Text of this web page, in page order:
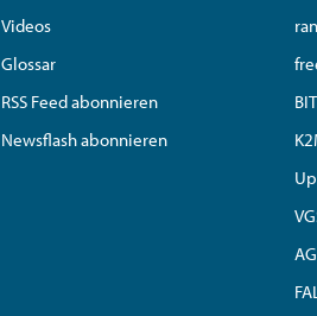
Videos
Glossar
RSS Feed abonnieren
Newsflash abonnieren